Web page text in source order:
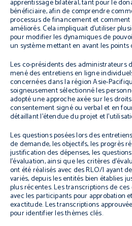
apprentissage bilatéral, tant pour le
bénéficiaire, afin de comprendre
processus de financement et
améliorés. Cela impliquait d’utiliser
pour modifier les dynamiques de
un système mettant en avant les points
Les co-présidents des administrateurs
mené des entretiens en ligne
concernées dans la région Asie-
soigneusement sélectionné les
adopté une approche axée sur les
consentement signé ou verbal et en
détaillant l’étendue du projet et
Les questions posées lors des
de demande, les objectifs, les progrès
justification des dépenses, les
l’évaluation, ainsi que les critères
ont été réalisés avec des RLO/I ayant
variés, depuis les entités bien établies
plus récentes. Les transcriptions de
avec les participants pour approbation
exactitude. Les transcriptions
pour identifier les thèmes clés.